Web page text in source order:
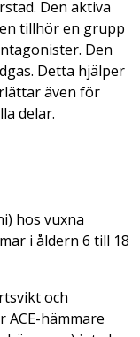
Den aktiva
tillhör en grupp
Den
Detta hjälper
även för
delar.
hos vuxna
i åldern 6 till 18
och
hämmare